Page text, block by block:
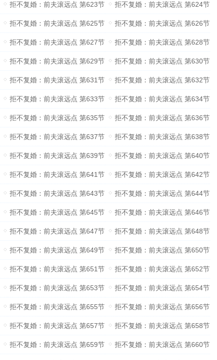
拒不复婚：前夫滚远点 第623节 拒不复婚：前夫滚远点 第624节
拒不复婚：前夫滚远点 第625节 拒不复婚：前夫滚远点 第626节
拒不复婚：前夫滚远点 第627节 拒不复婚：前夫滚远点 第628节
拒不复婚：前夫滚远点 第629节 拒不复婚：前夫滚远点 第630节
拒不复婚：前夫滚远点 第631节 拒不复婚：前夫滚远点 第632节
拒不复婚：前夫滚远点 第633节 拒不复婚：前夫滚远点 第634节
拒不复婚：前夫滚远点 第635节 拒不复婚：前夫滚远点 第636节
拒不复婚：前夫滚远点 第637节 拒不复婚：前夫滚远点 第638节
拒不复婚：前夫滚远点 第639节 拒不复婚：前夫滚远点 第640节
拒不复婚：前夫滚远点 第641节 拒不复婚：前夫滚远点 第642节
拒不复婚：前夫滚远点 第643节 拒不复婚：前夫滚远点 第644节
拒不复婚：前夫滚远点 第645节 拒不复婚：前夫滚远点 第646节
拒不复婚：前夫滚远点 第647节 拒不复婚：前夫滚远点 第648节
拒不复婚：前夫滚远点 第649节 拒不复婚：前夫滚远点 第650节
拒不复婚：前夫滚远点 第651节 拒不复婚：前夫滚远点 第652节
拒不复婚：前夫滚远点 第653节 拒不复婚：前夫滚远点 第654节
拒不复婚：前夫滚远点 第655节 拒不复婚：前夫滚远点 第656节
拒不复婚：前夫滚远点 第657节 拒不复婚：前夫滚远点 第658节
拒不复婚：前夫滚远点 第659节 拒不复婚：前夫滚远点 第660节